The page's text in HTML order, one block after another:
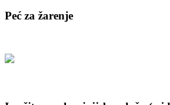
Peć za žarenje